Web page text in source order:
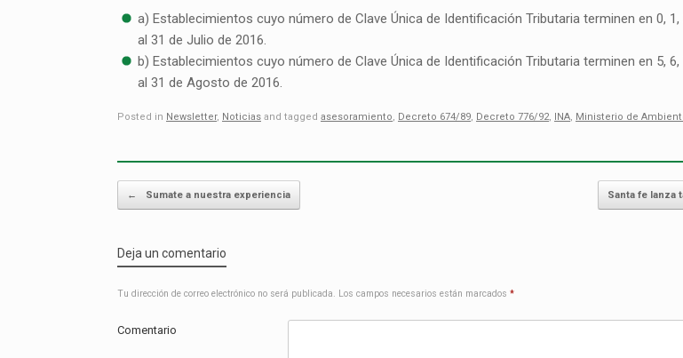
a) Establecimientos cuyo número de Clave Única de Identificación Tributaria terminen en 0, 1,
al 31 de Julio de 2016.
b) Establecimientos cuyo número de Clave Única de Identificación Tributaria terminen en 5, 6,
al 31 de Agosto de 2016.
Posted in Newsletter, Noticias and tagged asesoramiento Decreto 674/89 Decreto 776/92 INA Ministerio de
Post navigation
← Sumate a nuestra experiencia Santa fe lanza
Deja un comentario
Tu dirección de correo electrónico no será publicada. Los campos necesarios están marcados *
Comentario